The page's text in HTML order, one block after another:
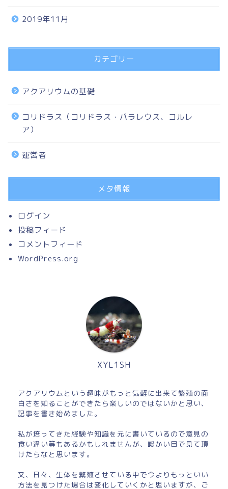
2019年11月
カテゴリー
アクアリウムの基礎
コリドラス（コリドラス・パラレウス、コルレ
ア）
運営者
メタ情報
ログイン
投稿フィード
コメントフィード
WordPress.org
XYL1SH
アクアリウムという趣味がもっと気軽に出来て繁殖の面
白さを知ることができたら楽しいのではないかと思い、
記事を書き始めました。
私が培ってきた経験や知識を元に書いているので意見の
食い違い等もあるかもしれませんが、暖かい目で見て頂
けたらなと思います。
又、日々、生体を繁殖させている中で今よりもっといい
方法を見つけた場合は変化していくかと思いますが、ご